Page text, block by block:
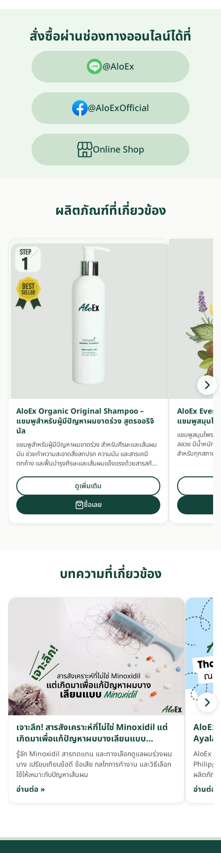
สั่งซื้อผ่านช่องทางออนไลน์ได้ที่
@AloEx
@AloExOfficial
Online Shop
ผลิตภัณฑ์ที่เกี่ยวข้อง
AloEx Organic Original Shampoo –
แชมพูสำหรับผู้มีปัญหาผมขาดร่วง สูตรออริจิ
นัล
แชมพูสำหรับผู้มีปัญหาผมขาดร่วง สำหรับศีรษะและเส้นผม
มัน ช่วยทำความสะอาดสิ่งสกปรก ความมัน และสารเคมี
ตกค้าง และฟื้นบำรุงศีรษะและเส้นผมแข็งแรงด้วยสารสกัด
ดูเพิ่มเติม
ซื้อเลย
AloEx
แชมพูสมุนไพ
แชมพูสมุนไพรอ
สลวย มีน้ำหนัก
สำหรับทุกสภาพเ
บทความที่เกี่ยวข้อง
เจาะลึก! สารสังเคราะห์ที่ไม่ใช่ Minoxidil แต่
เกิดมาเพื่อแก้ปัญหาผมบางเลียนแบบ
Minoxidil
รู้จัก Minoxidil สารทดแทน และทางเลือกดูแลผมร่วงผม
บาง เปรียบเทียบข้อดี ข้อเสีย กลไกการทำงาน และวิธีเลือก
ใช้ให้เหมาะกับปัญหาเส้นผม
อ่านต่อ »
AloEx
Ayala
AloEx ร่
ผลิตภัณฑ์
อ่านต่อ